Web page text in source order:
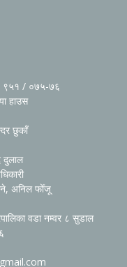
९५१ / ०७५-७६
हाउस
छुकाँ
दुलाल
अनिल फोँजू
वडा नम्वर ८ सुडाल